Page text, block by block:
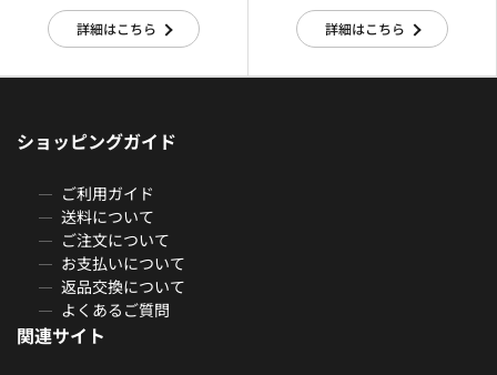
詳細はこちら 詳細はこちら
ショッピングガイド
ご利用ガイド
送料について
ご注文について
お支払いについて
返品交換について
よくあるご質問
関連サイト